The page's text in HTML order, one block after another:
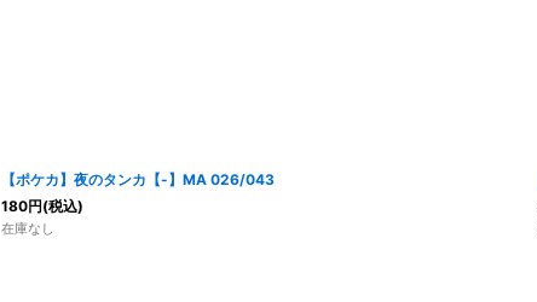
【ポケカ】夜のタンカ【-】MA 026/043
180円(税込)
在庫なし